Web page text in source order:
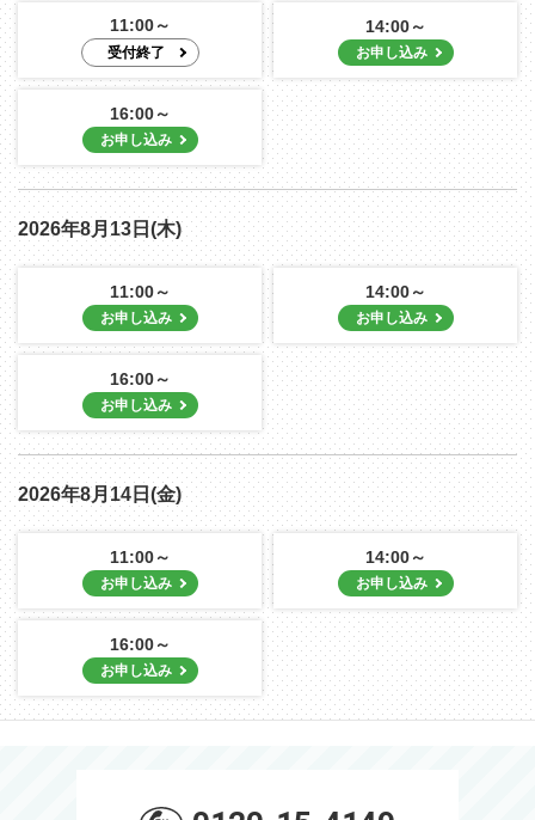
11:00～ 14:00～
16:00～
2026年8月13日(木)
11:00～ 14:00～
16:00～
2026年8月14日(金)
11:00～ 14:00～
16:00～